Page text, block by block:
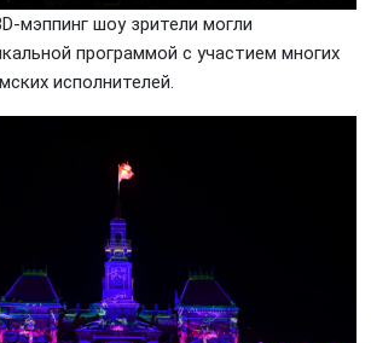
мэппинг шоу зрители могли
программой с участием многих
исполнителей.